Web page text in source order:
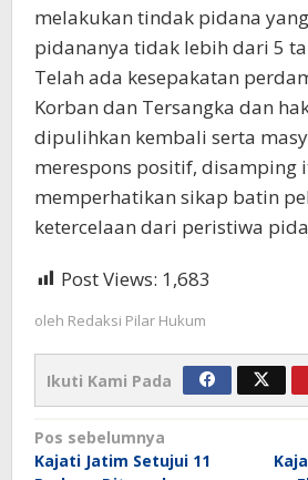
melakukan tindak pidana
pidananya tidak lebih dari 5
Telah ada kesepakatan
Korban dan Tersangka dan
dipulihkan kembali serta
merespons positif, disamping
memperhatikan sikap batin
ketercelaan dari peristiwa
Post Views: 1,683
oleh Redaksi Pilar Hukum
Ikuti Kami Pada
Navigasi
pos
Pos sebelumnya
Kajati Jatim Setujui 11